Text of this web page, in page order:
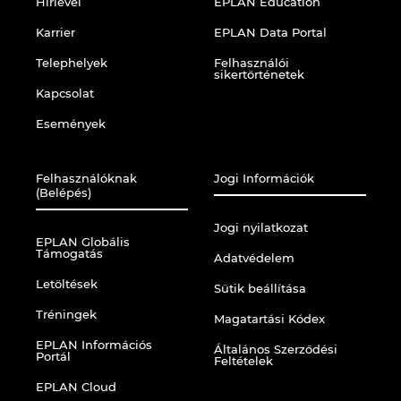
Karrier
Telephelyek
Kapcsolat
Események
EPLAN Data Portal
Felhasználói
sikertörténetek
Felhasználóknak
(Belépés)
EPLAN Globális
Támogatás
Letöltések
Tréningek
EPLAN Információs
Portál
EPLAN Cloud
Jogi Információk
Jogi nyilatkozat
Adatvédelem
Sütik beállítása
Magatartási Kódex
Általános Szerződési
Feltételek
Finland
France
Germany
Greece
Indonesia
Ireland